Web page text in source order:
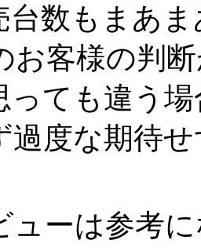
台数もまあ
お客様の判
っても違う
過度な期待
ューは参考